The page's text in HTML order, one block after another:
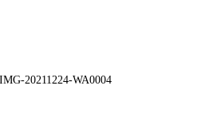
IMG-20211224-WA0004